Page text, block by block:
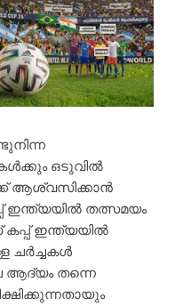
ഒടുവിൽ
ആശ്വസിക്കാൻ
ഇന്ത്യയിൽ തത്സമയം
ഇന്ത്യയിൽ
ചർച്ചകൾ
ആദ്യം തന്നെ